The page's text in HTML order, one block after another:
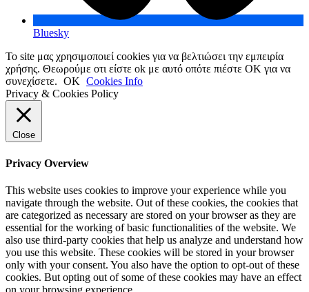
Bluesky
Το site μας χρησιμοποιεί cookies για να βελτιώσει την εμπειρία
χρήσης. Θεωρούμε οτι είστε ok με αυτό οπότε πιέστε ΟΚ για να
συνεχίσετε. OK Cookies Info
Privacy & Cookies Policy
Close
Privacy Overview
This website uses cookies to improve your experience while you
navigate through the website. Out of these cookies, the cookies that
are categorized as necessary are stored on your browser as they are
essential for the working of basic functionalities of the website. We
also use third-party cookies that help us analyze and understand how
you use this website. These cookies will be stored in your browser
only with your consent. You also have the option to opt-out of these
cookies. But opting out of some of these cookies may have an effect
on your browsing experience.